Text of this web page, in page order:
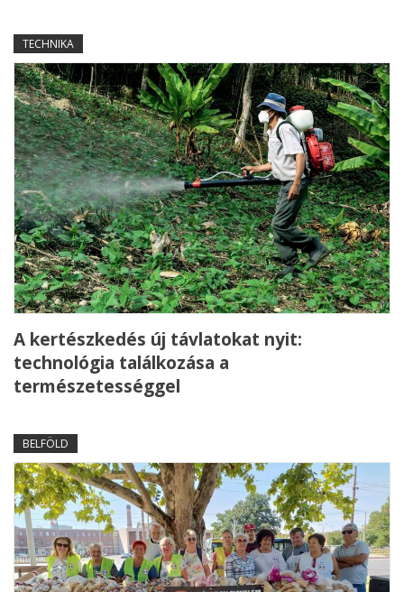
TECHNIKA
A kertészkedés új távlatokat nyit:
technológia találkozása a
természetességgel
BELFÖLD